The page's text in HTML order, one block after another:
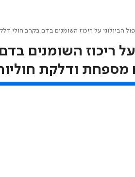
הביולוגי על ריכוז השומנים בדם בקרב
ריכוז השומנים
מספחת ודלקת